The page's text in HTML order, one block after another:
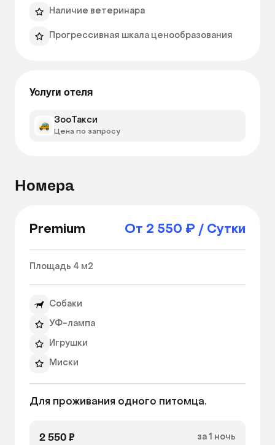
Наличие ветеринара
Прогрессивная шкала ценообразования
Услуги отеля
ЗооТакси
Цена по запросу
Номера
Premium От 2 550 ₽ / Сутки
Площадь 4 м2
Собаки
УФ-лампа
Игрушки
Миски
Теплые полы
Лежанка
Для проживания одного питомца.
2 550 ₽ за 1 ночь